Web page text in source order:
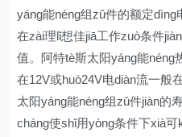
yáng能néng组zǔ件的额定dìng
在zài理lǐ想佳jiā工作zuò条件
值。阿特tè斯太阳yáng能néng
在12V或huò24V电diàn流一般
太阳yáng能néng组zǔ件jiàn的
cháng使shǐ用yòng条件下xià可